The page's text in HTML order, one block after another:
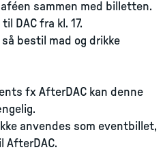
sammen med billetten.
DAC fra kl. 17.
så bestil mad og drikke
fx AfterDAC kan denne
anvendes som eventbillet,
AfterDAC.